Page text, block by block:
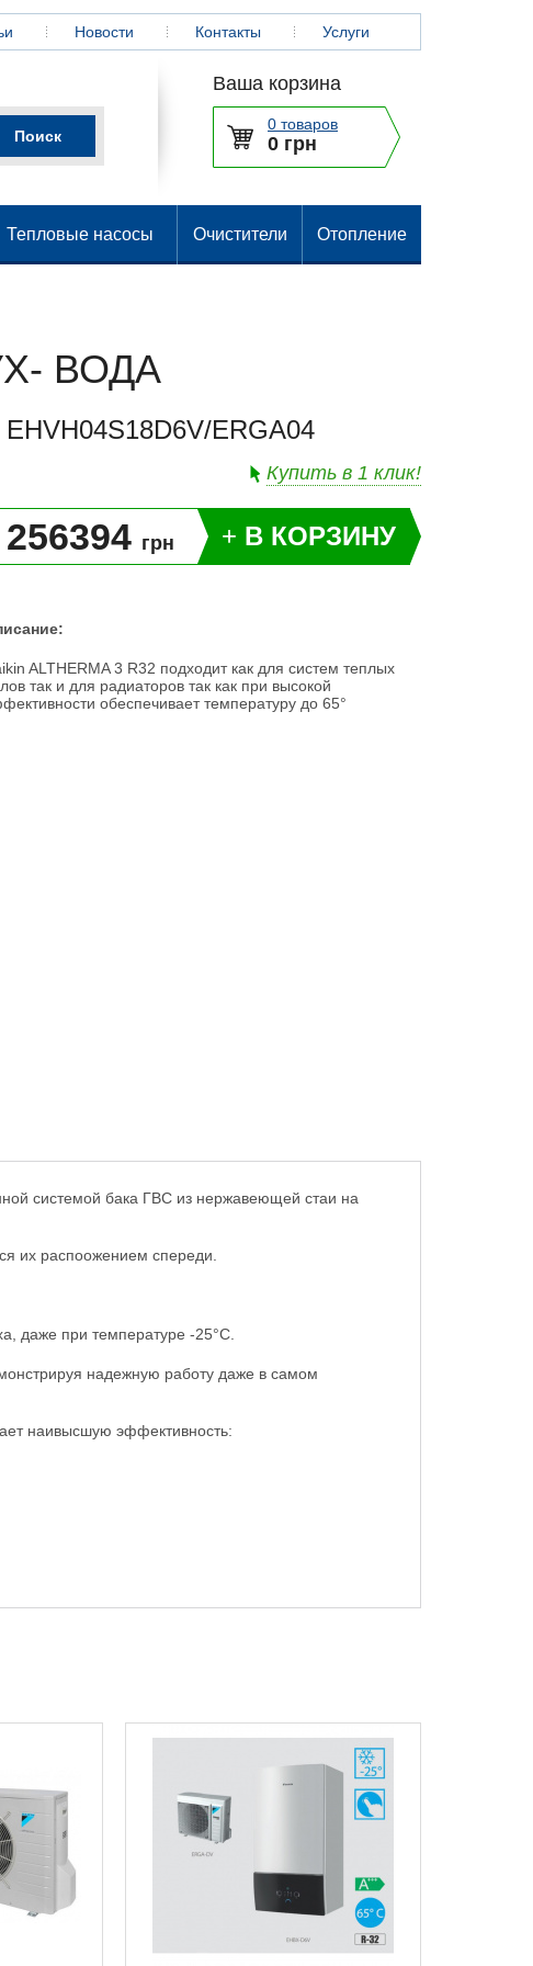
Новости Контакты Услуги
Ваша корзина
0 товаров
0 грн
Тепловые насосы Очистители Отопление
ВОДА
ERGA04
Купить в 1 клик!
256394 грн + В КОРЗИНУ
ALTHERMA 3 R32 подходит как для систем теплых
так и для радиаторов так как при высокой
обеспечивает температуру до 65°
системой бака ГВС из нержавеющей стаи на
их распоожением спереди.
даже при температуре -25°С.
надежную работу даже в самом
наивысшую эффективность: